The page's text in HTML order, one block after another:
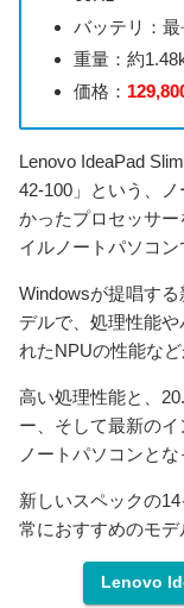
バッテリ：
重量：約
価格：
Lenovo IdeaPad
42-100」という、
かったプロセッサ
イルノートパソコン
Windowsが提唱す
デルで、処理性能
れたNPUの性能な
高い処理性能と、
ー、そして最新の
ノートパソコンとな
新しいスペックの
常におすすめのモデ
Lenovo